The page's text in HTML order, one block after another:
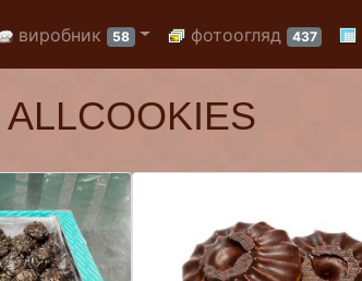
виробник 58 фотоогляд 437
ALLCOOKIES